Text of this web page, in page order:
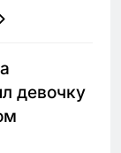
девочку